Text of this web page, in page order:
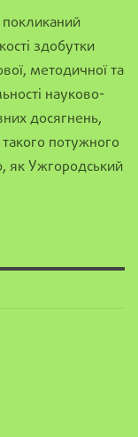
здобутки
методичної та
науково-
досягнень,
такого потужного
як Ужгородський